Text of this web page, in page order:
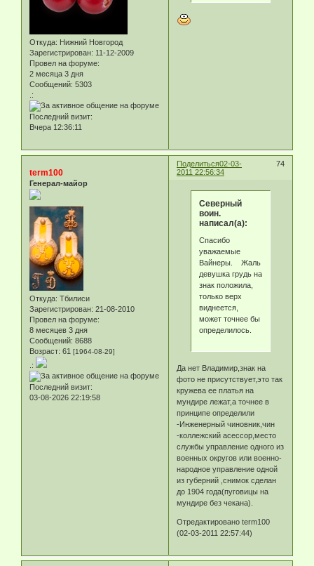
Откуда: Нижний Новгород
Зарегистрирован: 11-12-2009
Провел на форуме:
2 месяца 3 дня
Сообщений: 5303
.:
Последний визит:
Вчера 12:36:11
Поделиться 74
02-03-
2011 22:56:34
term100
Генерал-майор
Откуда: Тбилиси
Зарегистрирован: 21-08-2010
Провел на форуме:
8 месяцев 3 дня
Сообщений: 8688
Возраст: 61 [1964-08-29]
.:
Последний визит:
03-08-2026 22:19:58
Северный
воин.
написал(а):
Спасибо
уважаемые
Вайнеры. Жаль
девушка грудь на
знак положила,
только верх
виднеется,
может точнее бы
определилось.
Да нет Владимир,знак на
фото не присутствует,это так
кружева ее платья на
мундире лежат,а точнее в
принципе определили
-Инженерный чиновник,чин
-коллежский асессор,место
службы управление одного из
военных округов или военно-
народное управление одной
из губерний ,снимок сделан
до 1904 года(пуговицы на
мундире без чекана).
Отредактировано term100
(02-03-2011 22:57:44)